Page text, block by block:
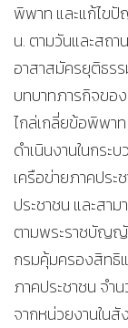
พิพาท และแก้ไขปั
น. ตามวันและสถ
อาสาสมัครยุติธรร
บทบาทภารกิจขอ
ไกล่เกลี่ยข้อพิพาท
ดำเนินงานในกระ
เครือข่ายภาคประ
ประชาชน และสา
ตามพระราชบัญญั
กรมคุ้มครองสิทธิ
ภาคประชาชน จำ
จากหน่วยงานใน